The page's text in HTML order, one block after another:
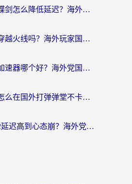
国外玩流星蝴蝶剑怎么降低延迟？海外党必看的加速秘籍（含欧洲鸣潮&彩虹岛优化攻略）
在国外也能玩穿越火线吗？海外玩家国服游戏畅玩终极指南
美国率土之滨加速器哪个好？海外党国服游戏畅玩终极指南（附多游戏解决方案）
海外党必看：怎么在国外打弹弹堂不卡？番茄加速器亲测指南
英国崩坏学园2延迟高到心态崩？海外党国服游戏加速终极指南